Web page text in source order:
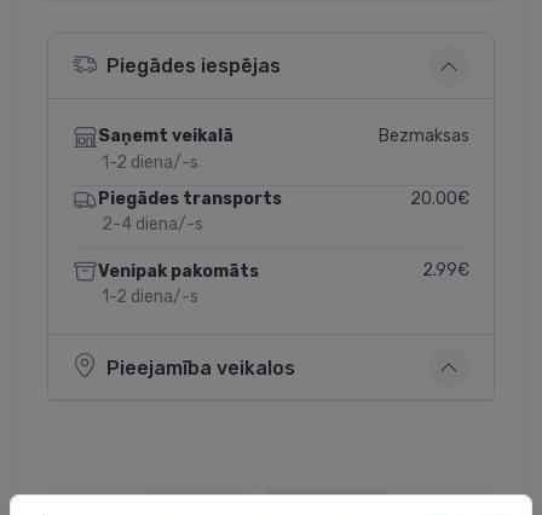
Piegādes iespējas
Saņemt veikalā
1-2 diena/-s
Bezmaksas
Piegādes transports
2-4 diena/-s
20.00€
Venipak pakomāts
1-2 diena/-s
2.99€
Pieejamība veikalos
Dalīties: